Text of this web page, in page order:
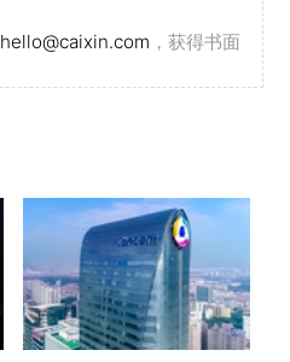
hello@caixin.com ，获得书面